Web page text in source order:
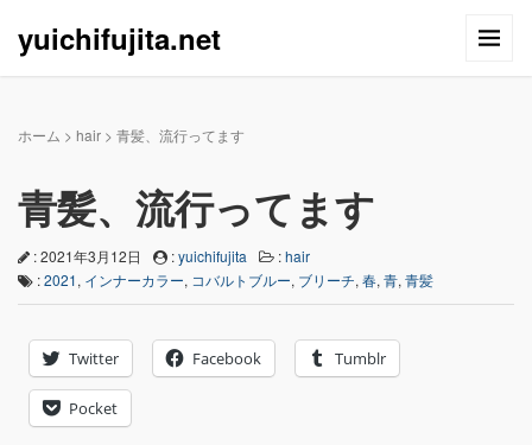
yuichifujita.net
ホーム > hair > 青髪、流行ってます
青髪、流行ってます
: 2021年3月12日 :yuichifujita :hair
:2021, インナーカラー, コバルトブルー, ブリーチ, 春, 青, 青髪
Twitter Facebook Tumblr
Pocket